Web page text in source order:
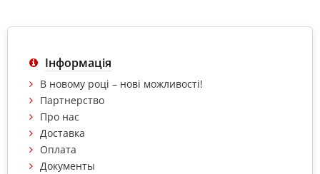
Інформація
В новому році – нові можливості!
Партнерство
Про нас
Доставка
Оплата
Документы